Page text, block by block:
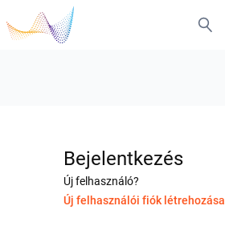
Bejelentkezés
Új felhasználó?
Új felhasználói fiók létrehozása